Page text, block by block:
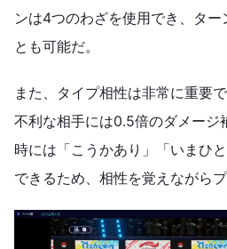
ンは4つのわざを使用でき、タ
とも可能だ。
また、タイプ相性は非常に重要
不利な相手には0.5倍のダメージ
時には「こうかあり」「いまひ
できるため、相性を覚えながらプ